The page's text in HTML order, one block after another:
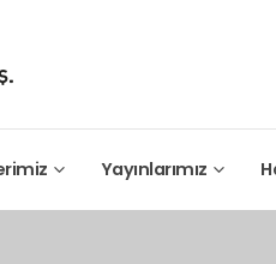
Yayınlarımız